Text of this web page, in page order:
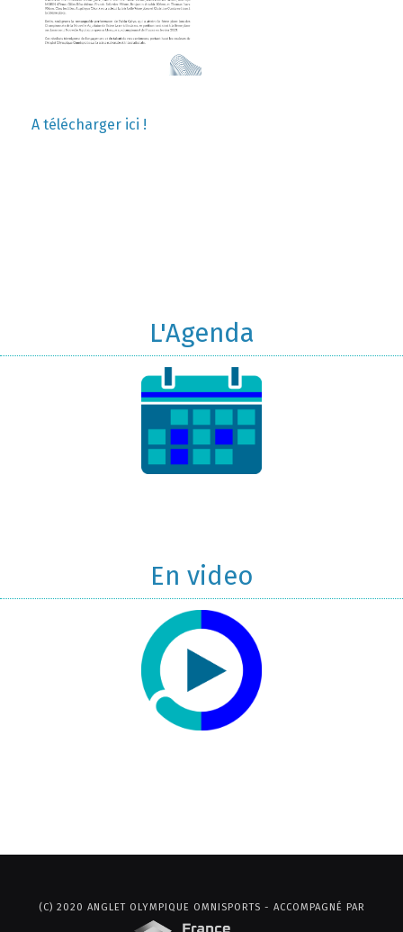
L'Agenda
En video
A télécharger ici !
(C) 2020 ANGLET OLYMPIQUE OMNISPORTS - ACCOMPAGNÉ PAR